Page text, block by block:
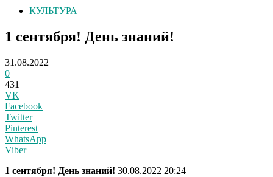
КУЛЬТУРА
1 сентября! День знаний!
31.08.2022
0
431
VK
Facebook
Twitter
Pinterest
WhatsApp
Viber
1 сентября! День знаний! 30.08.2022 20:24